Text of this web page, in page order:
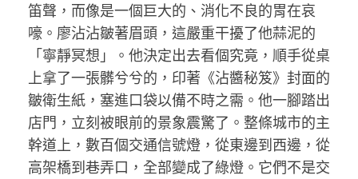
笛聲，而像是一個巨大的、消化不良的胃在哀
嚎。廖沾沾皺著眉頭，這嚴重干擾了他蒜泥的
「寧靜冥想」。他決定出去看個究竟，順手從桌
上拿了一張髒兮兮的，印著《沾醬秘笈》封面的
皺衛生紙，塞進口袋以備不時之需。他一腳踏出
店門，立刻被眼前的景象震驚了。整條城市的主
幹道上，數百個交通信號燈，從東邊到西邊，從
高架橋到巷弄口，全部變成了綠燈。它們不是交